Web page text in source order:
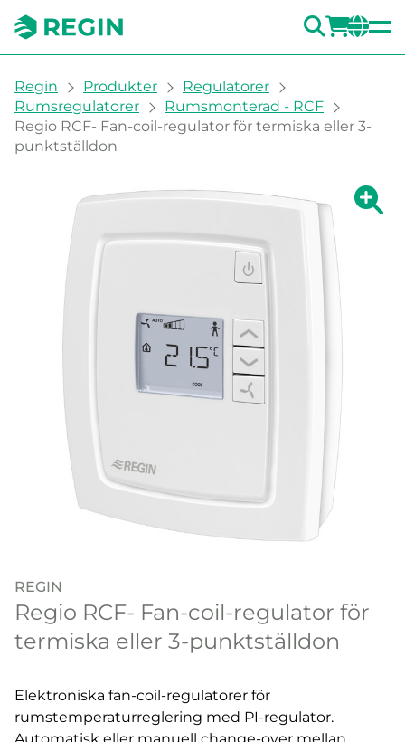
SÖK
You are here:
Regin Produkter
Regulatorer
Rumsregulatorer
Rumsmonterad - RCF
Regio RCF- Fan-coil-regulator för termiska eller 3-
punktställdon
Visa
REGIN
Regio RCF- Fan-coil-regulator för
termiska eller 3-punktställdon
Elektroniska fan-coil-regulatorer för
rumstemperaturreglering med PI-regulator.